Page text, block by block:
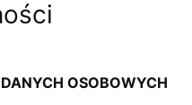
OSOBOWYCH